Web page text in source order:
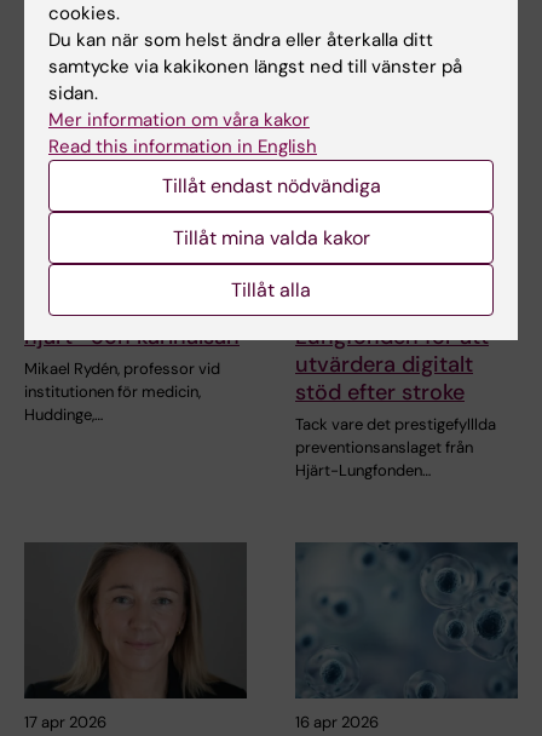
3 jun 2026
Stort anslag för
viktpendling påverkar
hjärt- och kärlhälsan
Mikael Rydén, professor vid
institutionen för medicin,
Huddinge,…
David Moulaee
Conradsson får 3,6
miljoner från Hjärt-
Lungfonden för att
utvärdera digitalt
stöd efter stroke
Tack vare det prestigefylllda
preventionsanslaget från
Hjärt-Lungfonden…
17 apr 2026 16 apr 2026
cookies.
Du kan när som helst ändra eller återkalla ditt
samtycke via kakikonen längst ned till vänster på
sidan.
Mer information om våra kakor
Read this information in English
Tillåt endast nödvändiga
Tillåt mina valda kakor
Tillåt alla